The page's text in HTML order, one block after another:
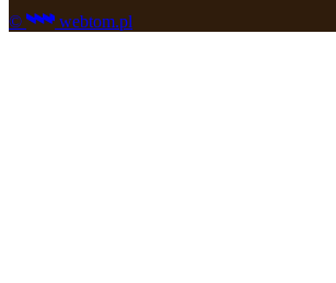
© webtom.pl